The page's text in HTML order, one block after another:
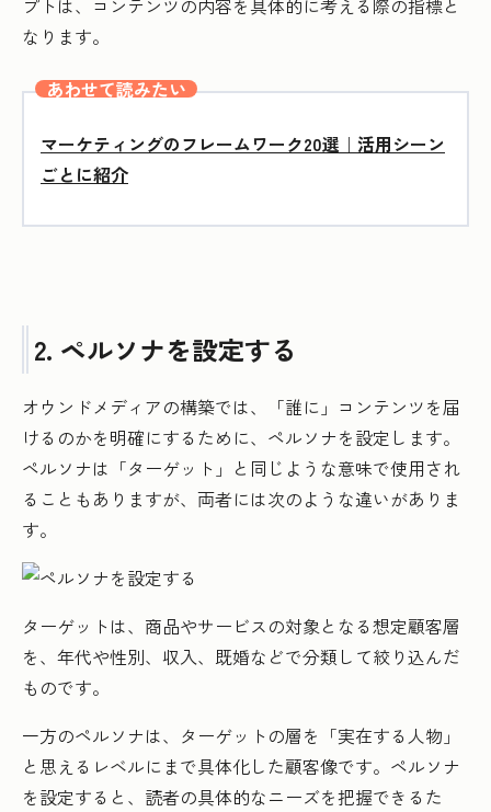
プトは、コンテンツの内容を具体的に考える際の指標と
なります。
あわせて読みたい
マーケティングのフレームワーク20選｜活用シーン
ごとに紹介
2. ペルソナを設定する
オウンドメディアの構築では、「誰に」コンテンツを届
けるのかを明確にするために、ペルソナを設定します。
ペルソナは「ターゲット」と同じような意味で使用され
ることもありますが、両者には次のような違いがありま
す。
ターゲットは、商品やサービスの対象となる想定顧客層
を、年代や性別、収入、既婚などで分類して絞り込んだ
ものです。
一方のペルソナは、ターゲットの層を「実在する人物」
と思えるレベルにまで具体化した顧客像です。ペルソナ
を設定すると、読者の具体的なニーズを把握できるた